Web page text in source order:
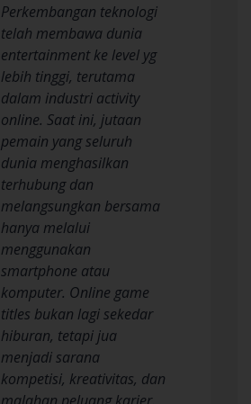
Perkembangan teknologi
telah membawa dunia
entertainment ke level yg
lebih tinggi, terutama
dalam industri activity
online. Saat ini, jutaan
pemain yang seluruh
dunia menghasilkan
terhubung dan
melangsungkan bersama
hanya melalui
menggunakan
smartphone atau
komputer. Online game
titles bukan lagi sekedar
hiburan, tetapi jua
menjadi sarana
kompetisi, kreativitas, dan
malahan peluang karier.